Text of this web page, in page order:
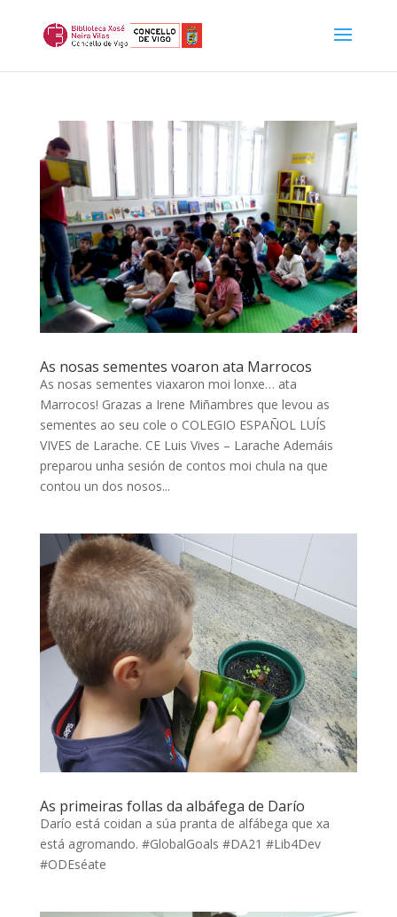
As nosas sementes voaron ata Marrocos
As nosas sementes viaxaron moi lonxe… ata
Marrocos! Grazas a Irene Miñambres que levou as
sementes ao seu cole o COLEGIO ESPAÑOL LUÍS
VIVES de Larache. CE Luis Vives – Larache Ademáis
preparou unha sesión de contos moi chula na que
contou un dos nosos...
As primeiras follas da albáfega de Darío
Darío está coidan a súa pranta de alfábega que xa
está agromando. #GlobalGoals #DA21 #Lib4Dev
#ODEséate